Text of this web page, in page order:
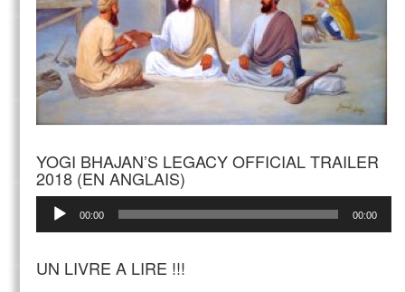
YOGI BHAJAN’S LEGACY OFFICIAL TRAILER
2018 (EN ANGLAIS)
Lecteur
audio
00:00 00:00
UN LIVRE A LIRE !!!